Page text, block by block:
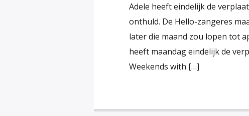
Adele heeft eindelijk de
onthuld. De Hello-zangeres
later die maand zou lopen tot
heeft maandag eindelijk de
Weekends with […]